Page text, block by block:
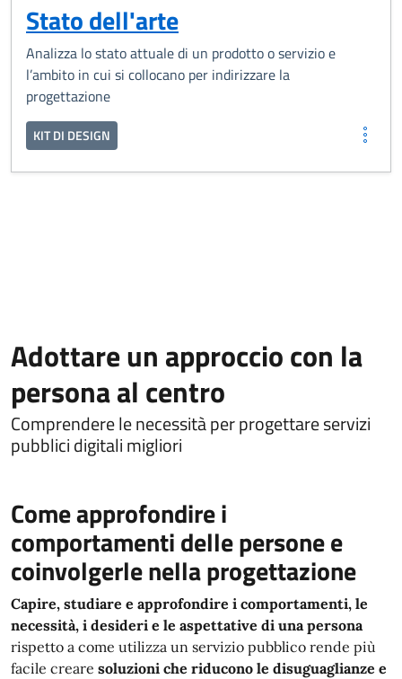
Stato dell'arte
Analizza lo stato attuale di un prodotto o servizio e
l’ambito in cui si collocano per indirizzare la
progettazione
KIT DI DESIGN
Adottare un approccio con la
persona al centro
Comprendere le necessità per progettare servizi
pubblici digitali migliori
Come approfondire i
comportamenti delle persone e
coinvolgerle nella progettazione
Capire, studiare e approfondire i comportamenti, le
necessità, i desideri e le aspettative di una persona
rispetto a come utilizza un servizio pubblico rende più
facile creare soluzioni che riducono le disuguaglianze e